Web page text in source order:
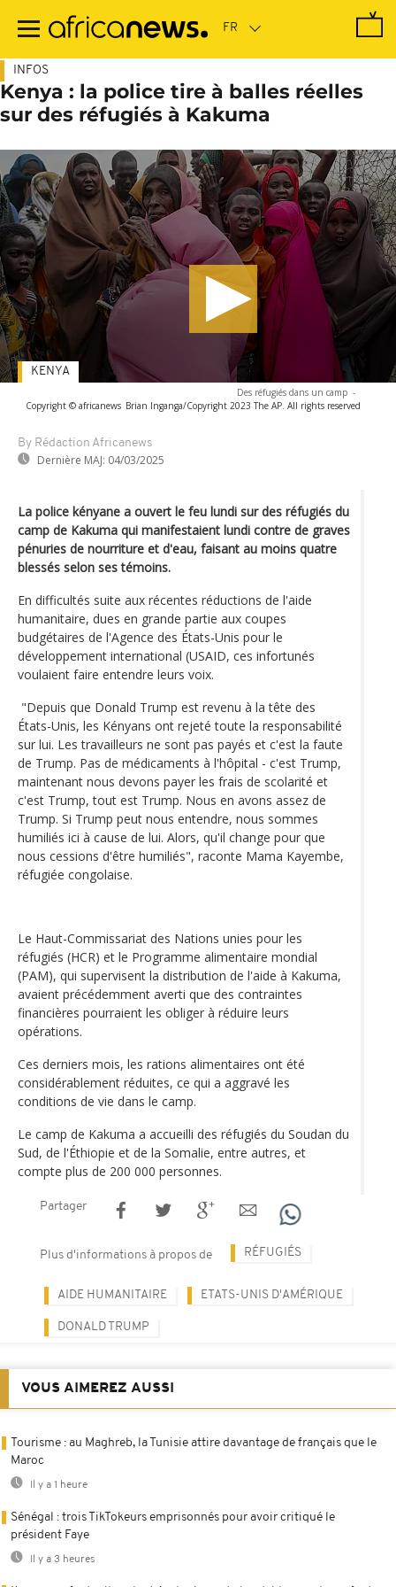
contenu
INFOS
Kenya : la police tire à balles réelles
sur des réfugiés à Kakuma
Des réfugiés dans un camp -
Copyright © africanews Brian Inganga/Copyright 2023 The AP. All rights reserved
By Rédaction Africanews
Dernière MAJ: 04/03/2025
KENYA
La police kényane a ouvert le feu lundi sur des réfugiés du
camp de Kakuma qui manifestaient lundi contre de graves
pénuries de nourriture et d'eau, faisant au moins quatre
blessés selon ses témoins.
En difficultés suite aux récentes réductions de l'aide
humanitaire, dues en grande partie aux coupes
budgétaires de l'Agence des États-Unis pour le
développement international (USAID, ces infortunés
voulaient faire entendre leurs voix.
"Depuis que Donald Trump est revenu à la tête des
États-Unis, les Kényans ont rejeté toute la responsabilité
sur lui. Les travailleurs ne sont pas payés et c'est la faute
de Trump. Pas de médicaments à l'hôpital - c'est Trump,
maintenant nous devons payer les frais de scolarité et
c'est Trump, tout est Trump. Nous en avons assez de
Trump. Si Trump peut nous entendre, nous sommes
humiliés ici à cause de lui. Alors, qu'il change pour que
nous cessions d'être humiliés", raconte Mama Kayembe,
réfugiée congolaise.
Le Haut-Commissariat des Nations unies pour les
réfugiés (HCR) et le Programme alimentaire mondial
(PAM), qui supervisent la distribution de l'aide à Kakuma,
avaient précédemment averti que des contraintes
financières pourraient les obliger à réduire leurs
opérations.
Ces derniers mois, les rations alimentaires ont été
considérablement réduites, ce qui a aggravé les
conditions de vie dans le camp.
Le camp de Kakuma a accueilli des réfugiés du Soudan du
Sud, de l'Éthiopie et de la Somalie, entre autres, et
compte plus de 200 000 personnes.
Partager
Plus d'informations à propos de RÉFUGIÉS
AIDE HUMANITAIRE ETATS-UNIS D'AMÉRIQUE
DONALD TRUMP
VOUS AIMEREZ AUSSI
Tourisme : au Maghreb, la Tunisie attire davantage de français que le
Maroc
Il y a 1 heure
Sénégal : trois TikTokeurs emprisonnés pour avoir critiqué le
président Faye
Il y a 3 heures